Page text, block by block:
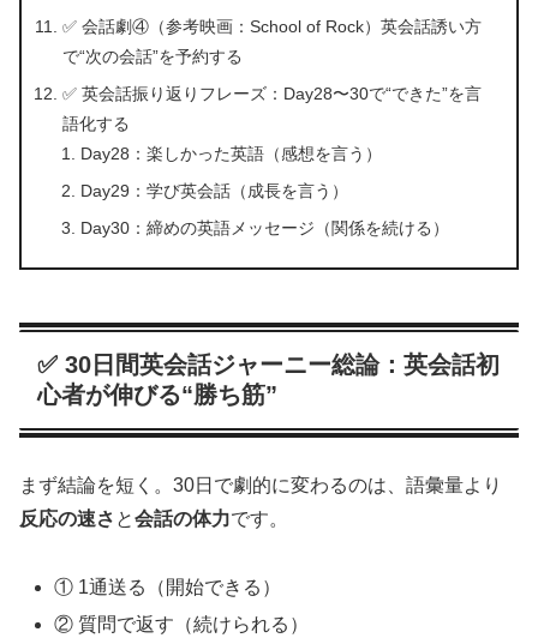
✅ 会話劇④（参考映画：School of Rock）英会話誘い方
で“次の会話”を予約する
✅ 英会話振り返りフレーズ：Day28〜30で“できた”を言
語化する
Day28：楽しかった英語（感想を言う）
Day29：学び英会話（成長を言う）
Day30：締めの英語メッセージ（関係を続ける）
✅ 30日間英会話ジャーニー総論：英会話初
心者が伸びる“勝ち筋”
まず結論を短く。30日で劇的に変わるのは、語彙量より
反応の速さ と会話の体力です。
① 1通送る（開始できる）
② 質問で返す（続けられる）